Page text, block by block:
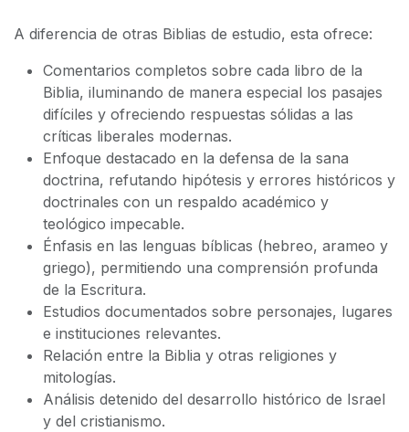
A diferencia de otras Biblias de estudio, esta ofrece:
Comentarios completos sobre cada libro de la
Biblia, iluminando de manera especial los pasajes
difíciles y ofreciendo respuestas sólidas a las
críticas liberales modernas.
Enfoque destacado en la defensa de la sana
doctrina, refutando hipótesis y errores históricos y
doctrinales con un respaldo académico y
teológico impecable.
Énfasis en las lenguas bíblicas (hebreo, arameo y
griego), permitiendo una comprensión profunda
de la Escritura.
Estudios documentados sobre personajes, lugares
e instituciones relevantes.
Relación entre la Biblia y otras religiones y
mitologías.
Análisis detenido del desarrollo histórico de Israel
y del cristianismo.